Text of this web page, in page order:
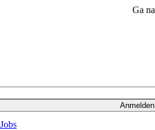
Ga
Anmelden
Jobs